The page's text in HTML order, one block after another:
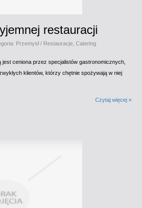
restauracji
Przemysł / Restauracje, Catering
jest ceniona przez specjalistów gastronomicznych,
klientów, którzy chętnie spożywają w niej
Czytaj więcej »